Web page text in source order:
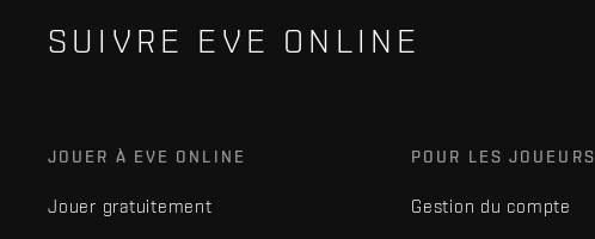
SUIVRE EVE ONLINE
JOUER À EVE ONLINE
Jouer gratuitement
POUR LES JOUEURS
Gestion du compte